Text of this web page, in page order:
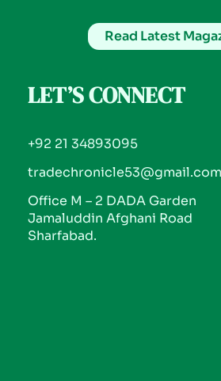
Read Latest
LET’S CONNECT
+92 21 34893095
tradechronicle53@gmail.com
Office M – 2 DADA Garden
Jamaluddin Afghani Road
Sharfabad.